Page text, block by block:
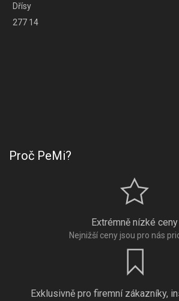
Dřísy
277 14
Proč PeMi?
Extrémně nízké ceny
Nejnižší ceny jsou pro nás
Exklusivně pro firemní zákazníky,